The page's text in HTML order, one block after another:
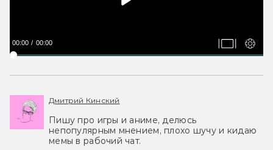
00:00 00:00
Дмитрий Кинский
Пишу про игры и аниме, делюсь
непопулярным мнением, плохо шучу и кидаю
мемы в рабочий чат.